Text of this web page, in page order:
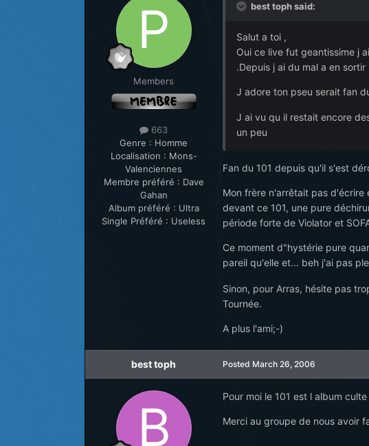
Members
663
Genre : Homme
Localisation : Mons-
Valenciennes
Membre préféré : Dave
Gahan
Album préféré : Ultra
Single Préféré : Useless
best toph said:
Salut a toi ,
Oui ce live fut geantissime j
.Depuis j ai du mal a en
J adore ton pseu serait fan
J ai vu qu il restait encore
un peu
Fan du 101 depuis qu'il s'est
Mon frère n'arrêtait pas d'écrire
devant ce 101, une pure
période forte de Violator et
Ce moment d"hystérie pure
pareil qu'elle et... beh j'ai pas
Sinon, pour Arras, hésite pas
Tournée.
A plus l'ami;-)
best toph Posted March 26, 2006
Pour moi le 101 est l album
Merci au groupe de nous avoir